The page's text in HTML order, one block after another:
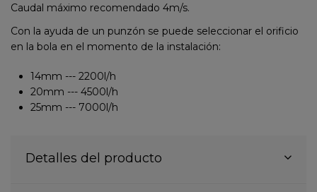
Caudal máximo recomendado 4m/s.
Con la ayuda de un punzón se puede seleccionar el orificio
en la bola en el momento de la instalación:
14mm --- 2200l/h
20mm --- 4500l/h
25mm --- 7000l/h
Detalles del producto